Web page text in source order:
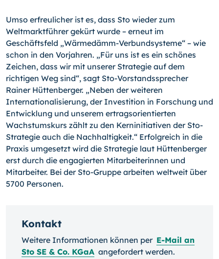
Umso erfreulicher ist es, dass Sto wieder zum
Weltmarktführer gekürt wurde – erneut im
Geschäftsfeld „Wärmedämm-Verbundsysteme“ – wie
schon in den Vorjahren. „Für uns ist es ein schönes
Zeichen, dass wir mit unserer Strategie auf dem
richtigen Weg sind“, sagt Sto-Vorstandssprecher
Rainer Hüttenberger. „Neben der weiteren
Internationalisierung, der Investition in Forschung und
Entwicklung und unserem ertragsorientierten
Wachstumskurs zählt zu den Kerninitiativen der Sto-
Strategie auch die Nachhaltigkeit.“ Erfolgreich in die
Praxis umgesetzt wird die Strategie laut Hüttenberger
erst durch die engagierten Mitarbeiterinnen und
Mitarbeiter. Bei der Sto-Gruppe arbeiten weltweit über
5700 Personen.
Kontakt
Weitere Informationen können per E-Mail an
Sto SE & Co. KGaA angefordert werden.